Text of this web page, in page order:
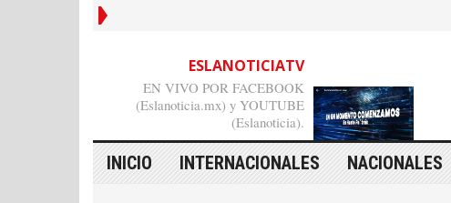
ESLANOTICIATV
EN VIVO POR FACEBOOK
(Eslanoticia.mx) y YOUTUBE
(Eslanoticia).
INICIO INTERNACIONALES NACIONALES